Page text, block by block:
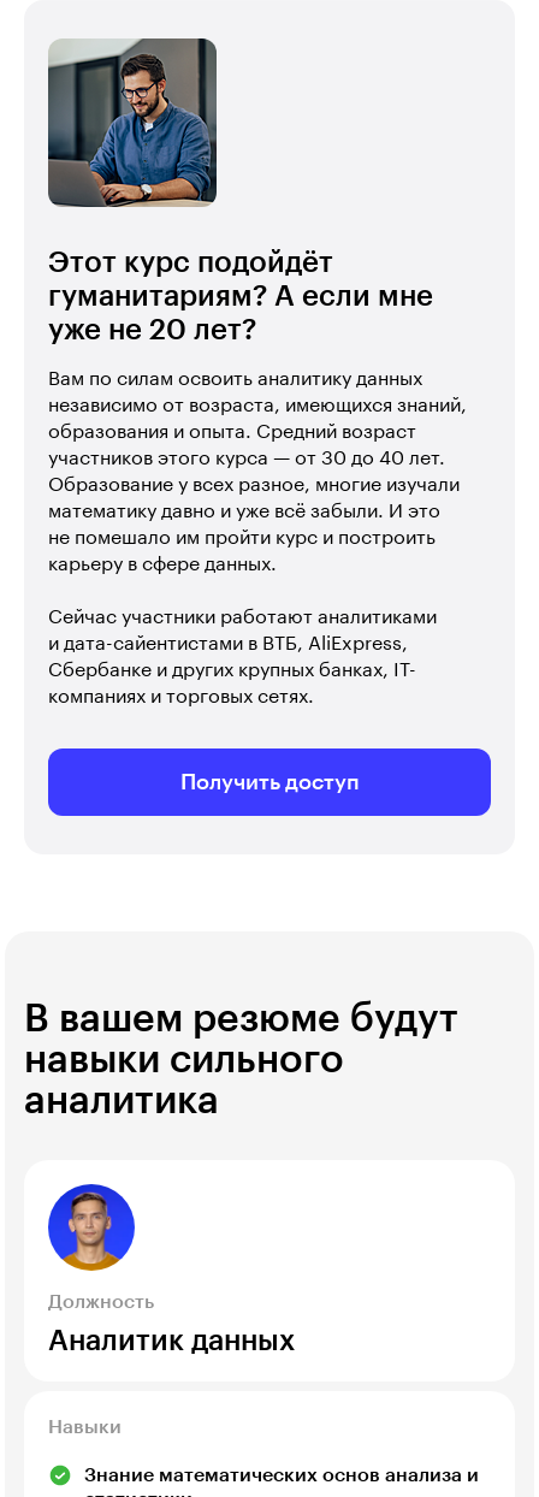
Этот курс подойдёт
гуманитариям? А если мне
уже не 20 лет?
Вам по силам освоить аналитику данных
независимо от возраста, имеющихся знаний,
образования и опыта. Средний возраст
участников этого курса — от 30 до 40 лет.
Образование у всех разное, многие изучали
математику давно и уже всё забыли. И это
не помешало им пройти курс и построить
карьеру в сфере данных.
Сейчас участники работают аналитиками
и дата-сайентистами в ВТБ, AliExpress,
Сбербанке и других крупных банках, IT-
компаниях и торговых сетях.
Получить доступ
В вашем резюме будут
навыки сильного
аналитика
Должность
Аналитик данных
Навыки
Знание математических основ анализа и